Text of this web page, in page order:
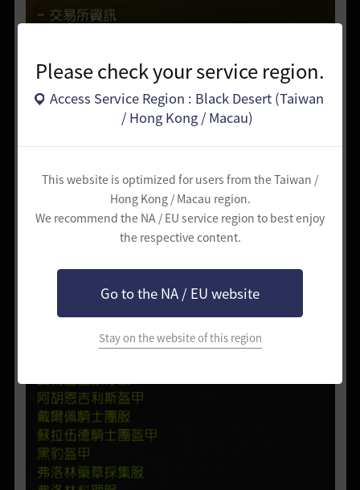
Please check your service region.
Access Service Region : Black Desert (Taiwan
/ Hong Kong / Macau)
This website is optimized for users from the Taiwan /
Hong Kong / Macau region.
We recommend the NA / EU service region to best enjoy
the respective content.
Go to the NA / EU website
Stay on the website of this region